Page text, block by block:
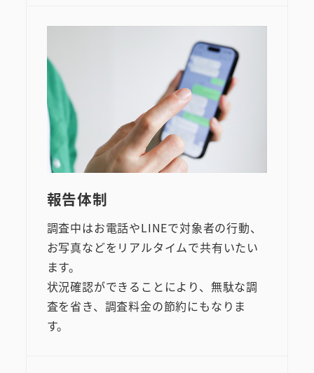
報告体制
調査中はお電話やLINEで対象者の行動、
お写真などをリアルタイムで共有いたい
ます。
状況確認ができることにより、無駄な調
査を省き、調査料金の節約にもなりま
す。